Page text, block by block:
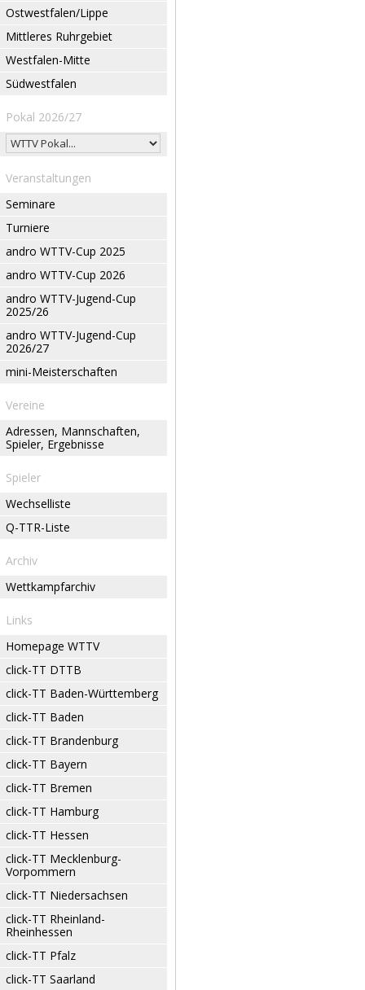
Ostwestfalen/Lippe
Mittleres Ruhrgebiet
Westfalen-Mitte
Südwestfalen
Pokal 2026/27
Veranstaltungen
Seminare
Turniere
andro WTTV-Cup 2025
andro WTTV-Cup 2026
andro WTTV-Jugend-Cup
2025/26
andro WTTV-Jugend-Cup
2026/27
mini-Meisterschaften
Vereine
Adressen, Mannschaften,
Spieler, Ergebnisse
Spieler
Wechselliste
Q-TTR-Liste
Archiv
Wettkampfarchiv
Links
Homepage WTTV
click-TT DTTB
click-TT Baden-Württemberg
click-TT Baden
click-TT Brandenburg
click-TT Bayern
click-TT Bremen
click-TT Hamburg
click-TT Hessen
click-TT Mecklenburg-
Vorpommern
click-TT Niedersachsen
click-TT Rheinland-
Rheinhessen
click-TT Pfalz
click-TT Saarland